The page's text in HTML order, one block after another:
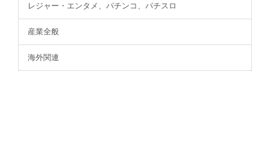
レジャー・エンタメ、パチンコ、パチスロ
産業全般
海外関連